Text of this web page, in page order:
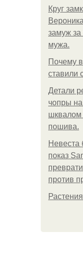
Круг
замуж
мужа.
Почему в
ставили
Детали
чопры
шквалом
пошива.
Невеста
показ
против